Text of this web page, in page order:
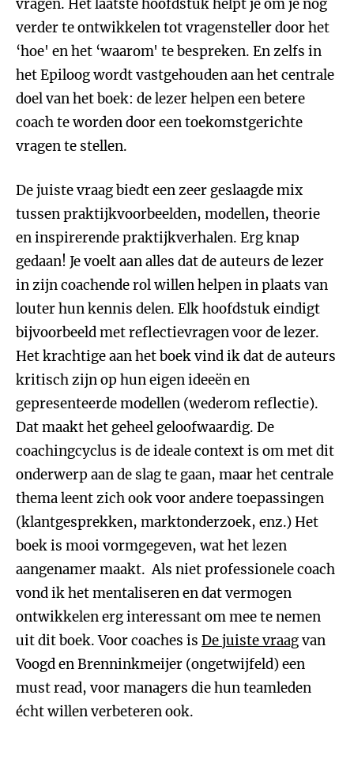
vragen. Het laatste hoofdstuk helpt je om je nog
verder te ontwikkelen tot vragensteller door het
‘hoe' en het ‘waarom' te bespreken. En zelfs in
het Epiloog wordt vastgehouden aan het centrale
doel van het boek: de lezer helpen een betere
coach te worden door een toekomstgerichte
vragen te stellen.
De juiste vraag biedt een zeer geslaagde mix
tussen praktijkvoorbeelden, modellen, theorie
en inspirerende praktijkverhalen. Erg knap
gedaan! Je voelt aan alles dat de auteurs de lezer
in zijn coachende rol willen helpen in plaats van
louter hun kennis delen. Elk hoofdstuk eindigt
bijvoorbeeld met reflectievragen voor de lezer.
Het krachtige aan het boek vind ik dat de auteurs
kritisch zijn op hun eigen ideeën en
gepresenteerde modellen (wederom reflectie).
Dat maakt het geheel geloofwaardig. De
coachingcyclus is de ideale context is om met dit
onderwerp aan de slag te gaan, maar het centrale
thema leent zich ook voor andere toepassingen
(klantgesprekken, marktonderzoek, enz.) Het
boek is mooi vormgegeven, wat het lezen
aangenamer maakt. Als niet professionele coach
vond ik het mentaliseren en dat vermogen
ontwikkelen erg interessant om mee te nemen
uit dit boek. Voor coaches is De juiste vraagvan
Voogd en Brenninkmeijer (ongetwijfeld) een
must read, voor managers die hun teamleden
écht willen verbeteren ook.